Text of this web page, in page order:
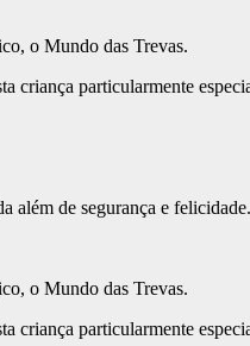
o Mundo das Trevas.
criança particularmente
além de segurança e
o Mundo das Trevas.
criança particularmente